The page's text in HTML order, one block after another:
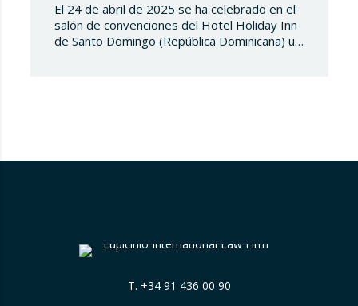
El 24 de abril de 2025 se ha celebrado en el
salón de convenciones del Hotel Holiday Inn
de Santo Domingo (República Dominicana) un
T. +34 91 436 00 90